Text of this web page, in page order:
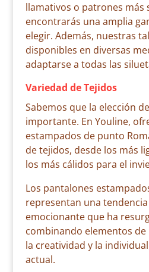
llamativos o patrones más
encontrarás una amplia
elegir. Además, nuestras
disponibles en diversas
adaptarse a todas las
Variedad de Tejidos
Sabemos que la elección
importante. En Youline,
estampados de punto
de tejidos, desde los más
los más cálidos para el
Los pantalones
representan una
emocionante que ha
combinando elementos de
la creatividad y la
actual.